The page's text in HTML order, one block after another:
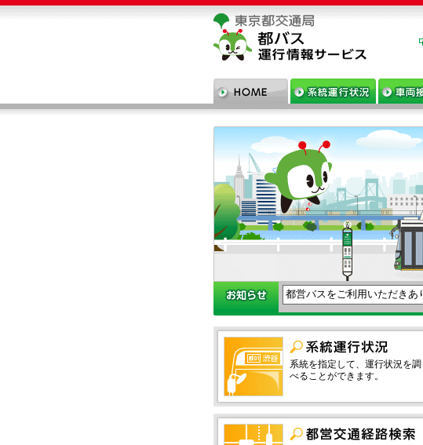
都営バスをご利用いただきあ
系統を指定して、運行状況を調
べることができます。